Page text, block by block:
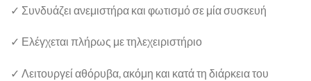
✓ Συνδυάζει ανεμιστήρα και φωτισμό σε μία συσκευή
✓ Ελέγχεται πλήρως με τηλεχειριστήριο
✓ Λειτουργεί αθόρυβα, ακόμη και κατά τη διάρκεια του